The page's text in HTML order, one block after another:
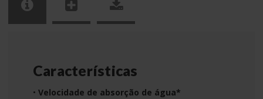
Características
• Velocidade de absorção de água*